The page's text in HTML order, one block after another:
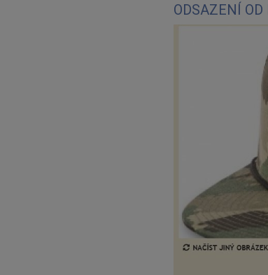
ODSAZENÍ